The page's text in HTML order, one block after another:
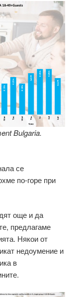
Bulgaria.
се
по-горе при
още и да
предлагаме
Някои от
недоумение и
в